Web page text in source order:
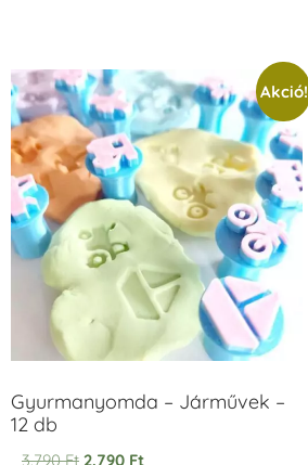
Akció!
Gyurmanyomda – Járművek –
12 db
3.790Ft 2.790 Ft